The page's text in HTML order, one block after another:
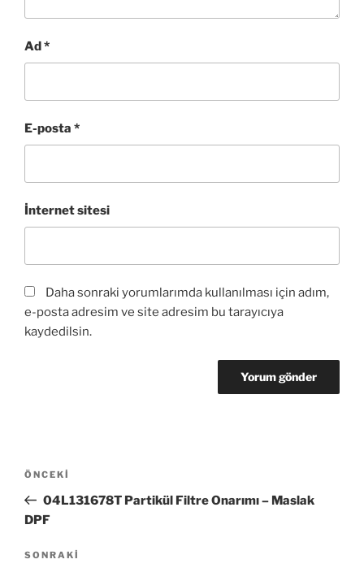
Ad*
E-posta *
İnternet sitesi
Daha sonraki yorumlarımda kullanılması için adım,
e-posta adresim ve site adresim bu tarayıcıya
kaydedilsin.
Yazı
Önceki
Yazı
ÖNCEKI
04L131678T Partikül Filtre Onarımı – Maslak
DPF
Sonraki
SONRAKI